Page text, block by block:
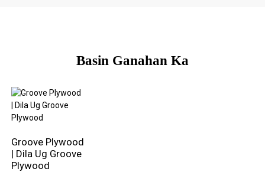
Basin Ganahan Ka
Groove Plywood
| Dila Ug Groove
Plywood